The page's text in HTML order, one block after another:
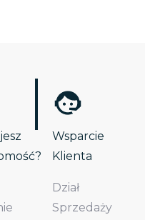
Wsparcie
Klienta
Dział
Sprzedaży